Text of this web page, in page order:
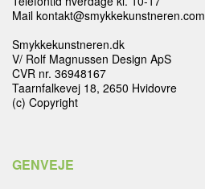
Mail kontakt@smykkekunstneren.com
Smykkekunstneren.dk
V/ Rolf Magnussen Design ApS
CVR nr. 36948167
Taarnfalkevej 18, 2650 Hvidovre
(c) Copyright
GENVEJE